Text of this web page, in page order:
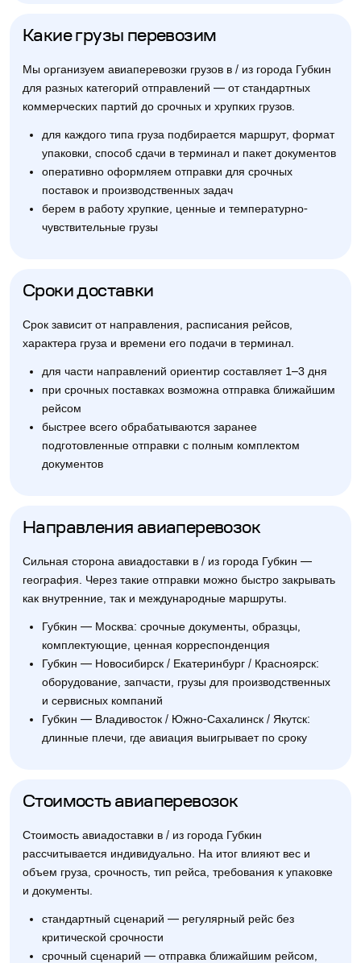
Какие грузы перевозим
Мы организуем авиаперевозки грузов в / из города Губкин
для разных категорий отправлений — от стандартных
коммерческих партий до срочных и хрупких грузов.
для каждого типа груза подбирается маршрут, формат
упаковки, способ сдачи в терминал и пакет документов
оперативно оформляем отправки для срочных
поставок и производственных задач
берем в работу хрупкие, ценные и температурно-
чувствительные грузы
Сроки доставки
Срок зависит от направления, расписания рейсов,
характера груза и времени его подачи в терминал.
для части направлений ориентир составляет 1–3 дня
при срочных поставках возможна отправка ближайшим
рейсом
быстрее всего обрабатываются заранее
подготовленные отправки с полным комплектом
документов
Направления авиаперевозок
Сильная сторона авиадоставки в / из города Губкин —
география. Через такие отправки можно быстро закрывать
как внутренние, так и международные маршруты.
Губкин — Москва: срочные документы, образцы,
комплектующие, ценная корреспонденция
Губкин — Новосибирск / Екатеринбург / Красноярск:
оборудование, запчасти, грузы для производственных
и сервисных компаний
Губкин — Владивосток / Южно-Сахалинск / Якутск:
длинные плечи, где авиация выигрывает по сроку
Стоимость авиаперевозок
Стоимость авиадоставки в / из города Губкин
рассчитывается индивидуально. На итог влияют вес и
объем груза, срочность, тип рейса, требования к упаковке
и документы.
стандартный сценарий — регулярный рейс без
критической срочности
срочный сценарий — отправка ближайшим рейсом,